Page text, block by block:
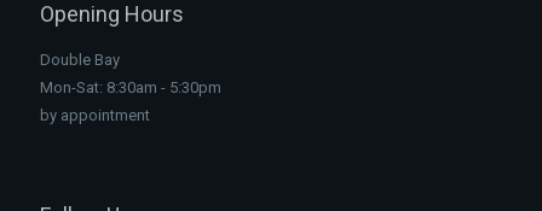
Opening Hours
Double Bay
Mon-Sat: 8:30am - 5:30pm
by appointment